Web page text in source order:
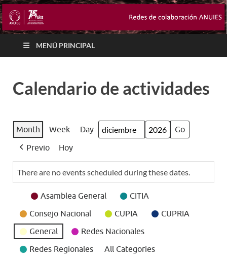
MENÚ PRINCIPAL
Calendario de actividades
Month Week Day
Month
Year
Previo Hoy
There are no events scheduled during these dates.
Event
Asamblea General
CITIA
Consejo Nacional
CUPIA
CUPRIA
General
Redes Nacionales
Redes Regionales
All Categories